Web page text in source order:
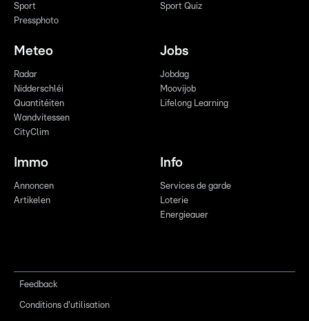
Sport
Pressphoto
Sport Quiz
Meteo
Radar
Nidderschléi
Quantitéiten
Wandvitessen
CityClim
Jobs
Jobdag
Moovijob
Lifelong Learning
Immo
Annoncen
Artikelen
Info
Services de garde
Loterie
Energieauer
Feedback
Conditions d'utilisation